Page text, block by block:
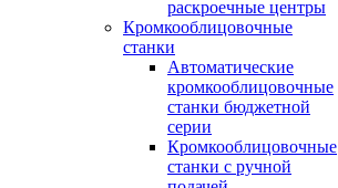
раскроечные центры
Кромкооблицовочные
станки
Автоматические
кромкооблицовочные
станки бюджетной
серии
Кромкооблицовочные
станки с ручной